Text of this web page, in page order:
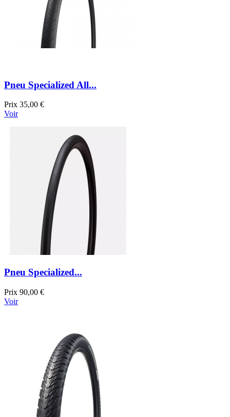
Pneu Specialized All...
Prix 35,00 €
Voir
Pneu Specialized...
Prix 90,00 €
Voir